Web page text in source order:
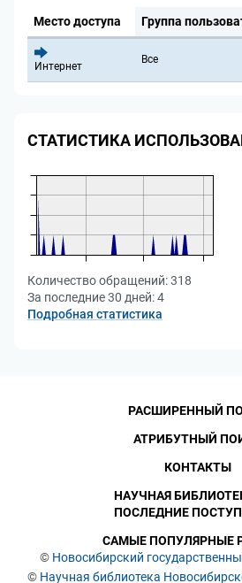
Место доступа Группа
Интернет
Все
СТАТИСТИКА
Количество обращений:318
За последние 30 дней:4
Подробная статистика
© Новосибирский
© Научная библиотека
РАСШИРЕННЫЙ
АТРИБУТНЫЙ
КОНТАКТЫ
НАУЧНАЯ
ПОСЛЕДНИЕ
САМЫЕ ПОПУЛЯРНЫЕ